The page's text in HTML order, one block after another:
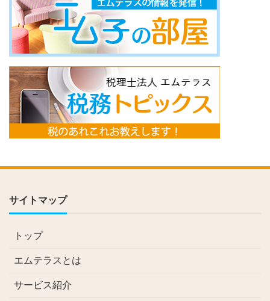
サイトマップ
トップ
エムテラスとは
サービス紹介